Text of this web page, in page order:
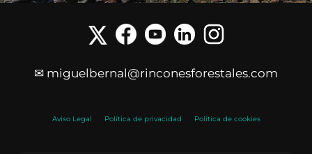
✉ miguelbernal@rinconesforestales.com
Aviso Legal Política de privacidad Política de cookies